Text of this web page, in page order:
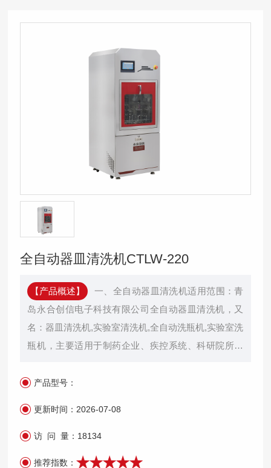
全自动器皿清洗机CTLW-220
【产品概述】
一、全自动器皿清洗机适用范围：青
岛永合创信电子科技有限公司全自动器皿清洗机，又
名：器皿清洗机,实验室清洗机,全自动洗瓶机,实验室洗
瓶机，主要适用于制药企业、疾控系统、科研院所、
各类实验室对进样瓶、试管、烧杯、移液管、三角
义：1. 标准化清洗处理，确保清洗效果统一，减少人
为操作产生不确定因素。 2. 易于验证和保存记录，便
于追溯管理。3. 降低工作人员风险，避免人员在手动
产品型号：
更新时间： 2026-07-08
访 问 量： 18134
推荐指数：